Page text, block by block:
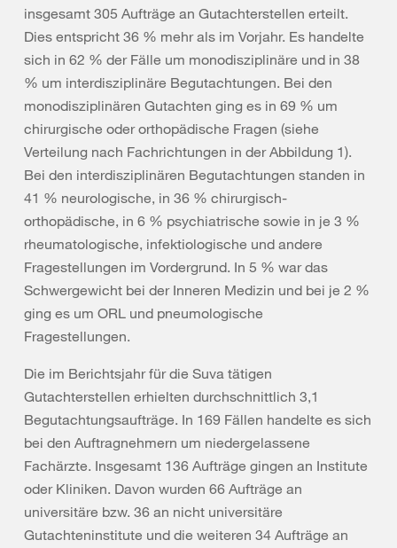
insgesamt 305 Aufträge an Gutachterstellen erteilt.
Dies entspricht 36 % mehr als im Vorjahr. Es handelte
sich in 62 % der Fälle um monodisziplinäre und in 38
% um interdisziplinäre Begutachtungen. Bei den
monodisziplinären Gutachten ging es in 69 % um
chirurgische oder orthopädische Fragen (siehe
Verteilung nach Fachrichtungen in der Abbildung 1).
Bei den interdisziplinären Begutachtungen standen in
41 % neurologische, in 36 % chirurgisch-
orthopädische, in 6 % psychiatrische sowie in je 3 %
rheumatologische, infektiologische und andere
Fragestellungen im Vordergrund. In 5 % war das
Schwergewicht bei der Inneren Medizin und bei je 2 %
ging es um ORL und pneumologische
Fragestellungen.
Die im Berichtsjahr für die Suva tätigen
Gutachterstellen erhielten durchschnittlich 3,1
Begutachtungsaufträge. In 169 Fällen handelte es sich
bei den Auftragnehmern um niedergelassene
Fachärzte. Insgesamt 136 Aufträge gingen an Institute
oder Kliniken. Davon wurden 66 Aufträge an
universitäre bzw. 36 an nicht universitäre
Gutachteninstitute und die weiteren 34 Aufträge an